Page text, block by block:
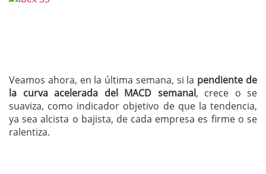
Veamos ahora, en la última semana, si la pendiente de
la curva acelerada del MACD semanal, crece o se
suaviza, como indicador objetivo de que la tendencia,
ya sea alcista o bajista, de cada empresa es firme o se
ralentiza.